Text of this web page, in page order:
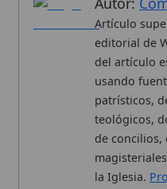
la Iglesia.
Wikitólica © 2026.
histórico y litúrgico de la Iglesia
analíticas anónimas. Licencia
Valencia, España.ISSN: 3101-
Carlo
Sobre nosotros
Proceso editorial
Publicación seriada
Datos abiertos